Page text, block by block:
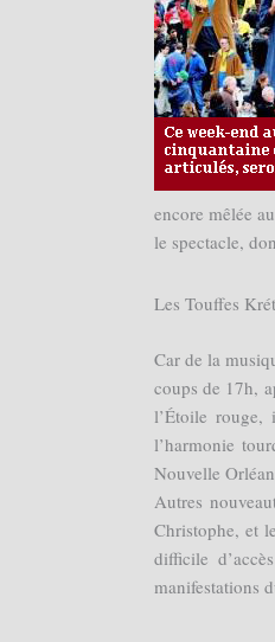
encore mêlée
le spectacle,
Les Touffes
Car de la
coups de 17h,
l’Étoile rouge,
l’harmonie
Nouvelle
Autres
Christophe, et
difficile
manifestations